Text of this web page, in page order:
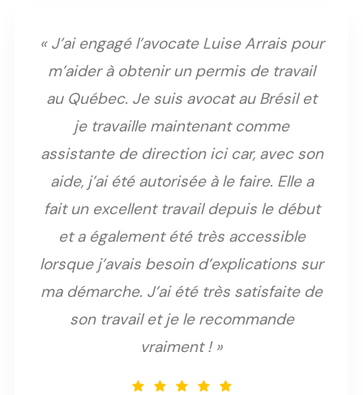
« J’ai engagé l’avocate Luise Arrais pour
m’aider à obtenir un permis de travail
au Québec. Je suis avocat au Brésil et
je travaille maintenant comme
assistante de direction ici car, avec son
aide, j’ai été autorisée à le faire. Elle a
fait un excellent travail depuis le début
et a également été très accessible
lorsque j’avais besoin d’explications sur
ma démarche. J’ai été très satisfaite de
son travail et je le recommande
vraiment ! »